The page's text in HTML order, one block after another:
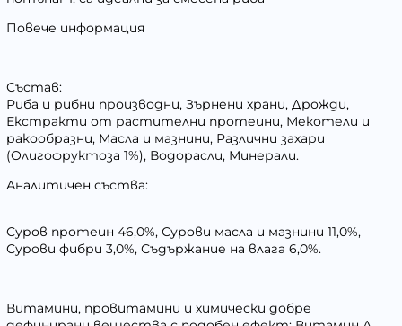
Повече информация
Състав:
Риба и рибни производни, Зърнени храни, Дрожди,
Екстракти от растителни протеини, Мекотели и
ракообразни, Масла и мазнини, Различни захари
(Олигофруктоза 1%), Водорасли, Минерали.
Аналитичен съства:
Суров протеин 46,0%, Сурови масла и мазнини 11,0%,
Сурови фибри 3,0%, Съдържание на влага 6,0%.
Витамини, провитамини и химически добре